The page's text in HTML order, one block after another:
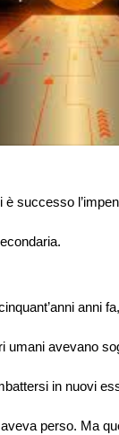
è successo
anni
umani avevano
in nuovi
perso. Ma